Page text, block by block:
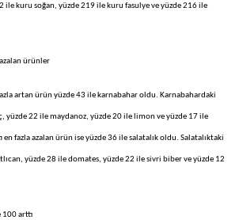
ile kuru soğan, yüzde 219 ile kuru fasulye ve yüzde 216 ile
ürünler
artan ürün yüzde 43 ile karnabahar oldu. Karnabahardaki
yüzde 22 ile maydanoz, yüzde 20 ile limon ve yüzde 17 ile
fazla azalan ürün ise yüzde 36 ile salatalık oldu. Salatalıktaki
yüzde 28 ile domates, yüzde 22 ile sivri biber ve yüzde 12
100 arttı